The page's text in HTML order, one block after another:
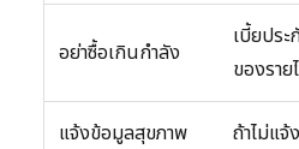
อย่าซื้อเกินกำลัง
เบี้ยปร
ของราย
แจ้งข้อมูลสุขภาพ
ถ้าไม่แ